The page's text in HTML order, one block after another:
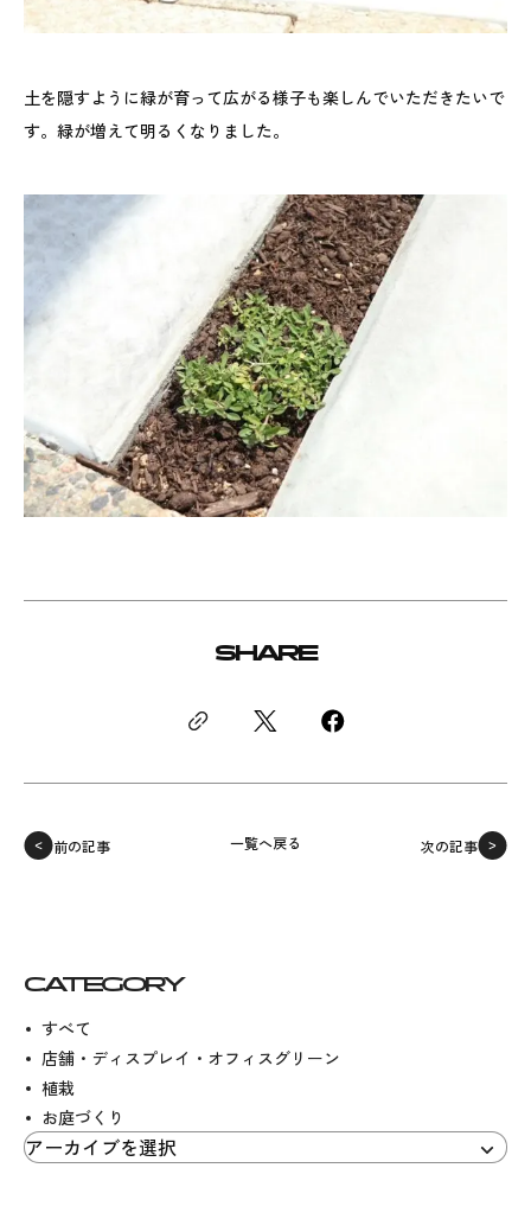
土を隠すように緑が育って広がる様子も楽しんでいただきたいで
す。緑が増えて明るくなりました。
SHARE
前の記事 一覧へ戻る 次の記事
CATEGORY
すべて
店舗・ディスプレイ・オフィスグリーン
植栽
お庭づくり